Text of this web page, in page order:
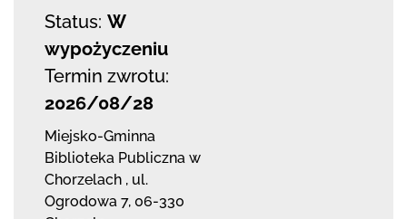
Status: W
wypożyczeniu
Termin zwrotu:
2026/08/28
Miejsko-Gminna
Biblioteka Publiczna w
Chorzelach , ul.
Ogrodowa 7, 06-330